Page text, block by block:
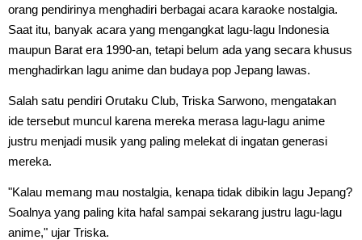
orang pendirinya menghadiri berbagai acara karaoke nostalgia.
Saat itu, banyak acara yang mengangkat lagu-lagu Indonesia
maupun Barat era 1990-an, tetapi belum ada yang secara khusus
menghadirkan lagu anime dan budaya pop Jepang lawas.
Salah satu pendiri Orutaku Club, Triska Sarwono, mengatakan
ide tersebut muncul karena mereka merasa lagu-lagu anime
justru menjadi musik yang paling melekat di ingatan generasi
mereka.
"Kalau memang mau nostalgia, kenapa tidak dibikin lagu Jepang?
Soalnya yang paling kita hafal sampai sekarang justru lagu-lagu
anime," ujar Triska.